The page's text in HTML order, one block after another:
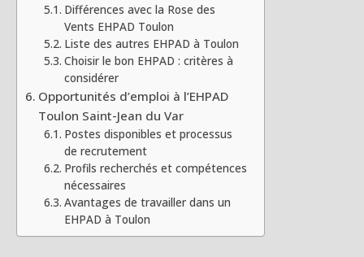
Différences avec la Rose des
Vents EHPAD Toulon
Liste des autres EHPAD à Toulon
Choisir le bon EHPAD : critères à
considérer
Opportunités d’emploi à l’EHPAD
Toulon Saint-Jean du Var
Postes disponibles et processus
de recrutement
Profils recherchés et compétences
nécessaires
Avantages de travailler dans un
EHPAD à Toulon